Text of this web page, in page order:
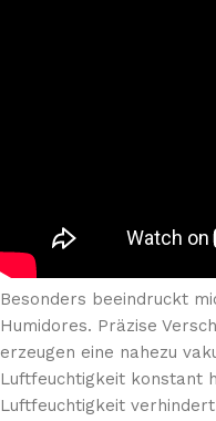
Besonders beeindruckt
Humidores. Präzise
erzeugen eine nahezu
Luftfeuchtigkeit konstant
Luftfeuchtigkeit